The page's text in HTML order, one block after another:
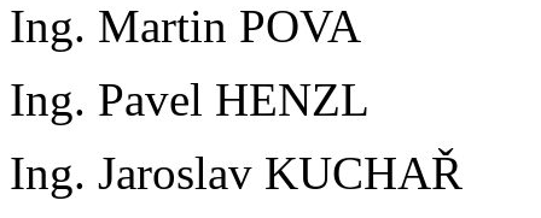
Ing. Martin POVA
Ing. Pavel HENZL
Ing. Jaroslav KUCHAŘ